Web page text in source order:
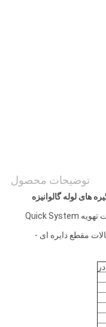
توضیحات محصول
گیره مهمترین م componentلفه تأسیسات تهویه Quick System
مقطع دایره ای -